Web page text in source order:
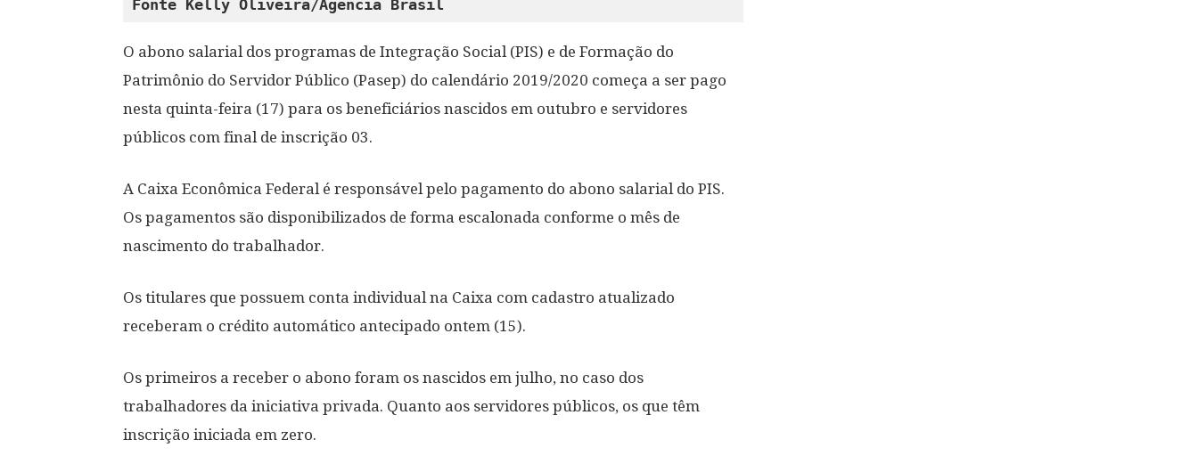
Fonte Kelly Oliveira/Agência Brasil
O abono salarial dos programas de Integração Social (PIS) e de Formação do
Patrimônio do Servidor Público (Pasep) do calendário 2019/2020 começa a ser pago
nesta quinta-feira (17) para os beneficiários nascidos em outubro e servidores
públicos com final de inscrição 03.
A Caixa Econômica Federal é responsável pelo pagamento do abono salarial do PIS.
Os pagamentos são disponibilizados de forma escalonada conforme o mês de
nascimento do trabalhador.
Os titulares que possuem conta individual na Caixa com cadastro atualizado
receberam o crédito automático antecipado ontem (15).
Os primeiros a receber o abono foram os nascidos em julho, no caso dos
trabalhadores da iniciativa privada. Quanto aos servidores públicos, os que têm
inscrição iniciada em zero.